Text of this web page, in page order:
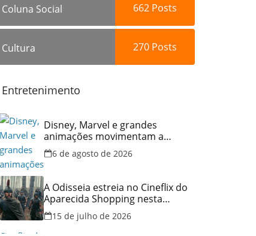
Coluna Social 662Posts
Cultura 270Posts
Entretenimento
Disney, Marvel e grandes
animações movimentam a
programação do Cineflix do
Aparecida Shopping
6 de agosto de 2026
A Odisseia estreia no Cineflix do
Aparecida Shopping nesta
quinta, 16
15 de julho de 2026